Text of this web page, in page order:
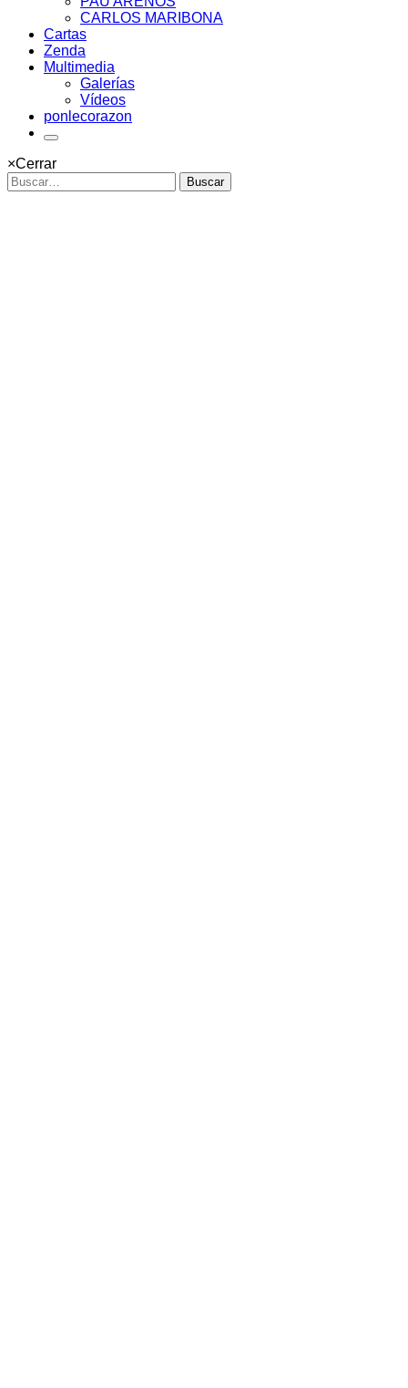
CARLOS MARIBONA
Cartas
Zenda
Multimedia
Galerías
Vídeos
ponlecorazon
×Cerrar
Buscar